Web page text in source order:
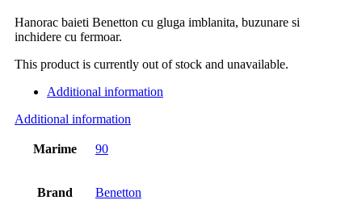
Hanorac baieti Benetton cu gluga imblanita, buzunare si
inchidere cu fermoar.
This product is currently out of stock and unavailable.
Additional information
Additional information
Marime 90
Brand Benetton